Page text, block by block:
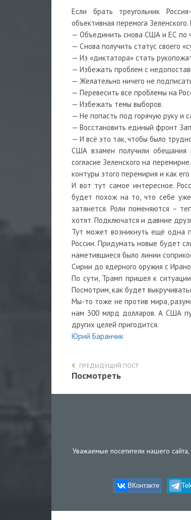
Если брать треугольник
объективная перемога
— Объединить снова США и ЕС по
— Снова получить статус своего
— Из «диктатора» стать
— Избежать проблем с
— Желательно ничего не
— Перевесить все проблемы на
— Избежать темы выборов.
— Не попасть под горячую руку и
— Восстановить единый фронт
— И всё это так, чтобы было
США взамен получили обещания
согласие Зеленского на
контуры этого перемирия и как
И вот тут самое интересное.
будет похож на то, что себе
затянется. Роли поменяются –
хотят. Подключатся и давние
Тут может возникнуть ещё одна
России. Придумать новые будет
наметившиеся было линии
Сирии до ядерного оружия с
По сути, Трамп пришел к
Посмотрим, как будет
Мы-то тоже не против мира,
нам 300 млрд долларов. А США
других целей пригодится.
Юрий Баранчик
ПРЕДЫДУЩИЙ ПОСТ
Посмотреть
Уважаемые посетители нашего
ВКонтакте